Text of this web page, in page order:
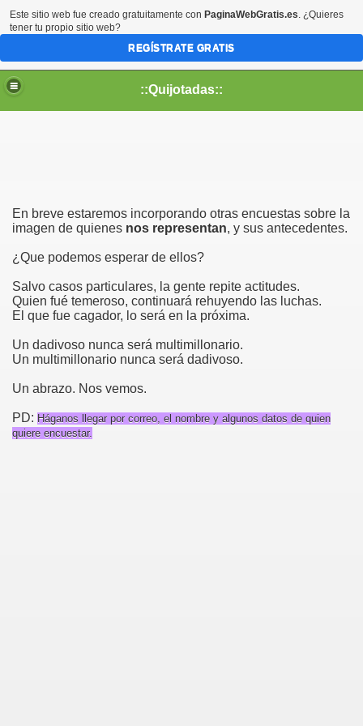
::Quijotadas::
En breve estaremos incorporando otras encuestas sobre la
imagen de quienes nos representan, y sus antecedentes.
¿Que podemos esperar de ellos?
Salvo casos particulares, la gente repite actitudes.
Quien fué temeroso, continuará rehuyendo las luchas.
El que fue cagador, lo será en la próxima.
Un dadivoso nunca será multimillonario.
Un multimillonario nunca será dadivoso.
Un abrazo. Nos vemos.
PD: Háganos llegar por correo, el nombre y algunos datos de quien
quiere encuestar.
Este sitio web fue creado gratuitamente con PaginaWebGratis.es. ¿Quieres
tener tu propio sitio web?
REGÍSTRATE GRATIS